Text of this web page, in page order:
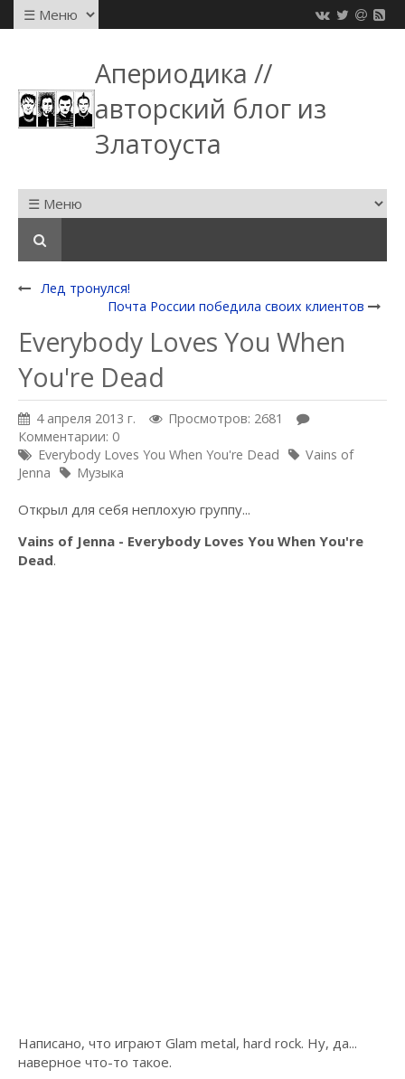
Апериодика //
авторский блог из
Златоуста
Лед тронулся!
Почта России победила своих клиентов
Everybody Loves You When
You're Dead
4 апреля 2013 г.
Просмотров: 2681
Комментарии: 0
Everybody Loves You When You're Dead
Vains of
Jenna
Музыка
Открыл для себя неплохую группу...
Vains of Jenna - Everybody Loves You When You're
Dead.
Написано, что играют Glam metal, hard rock. Ну, да...
наверное что-то такое.